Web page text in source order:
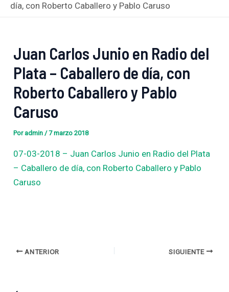
día, con Roberto Caballero y Pablo Caruso
Juan Carlos Junio en Radio del
Plata – Caballero de día, con
Roberto Caballero y Pablo
Caruso
Por admin/7 marzo 2018
07-03-2018 – Juan Carlos Junio en Radio del Plata
– Caballero de día, con Roberto Caballero y Pablo
Caruso
ANTERIOR SIGUIENTE